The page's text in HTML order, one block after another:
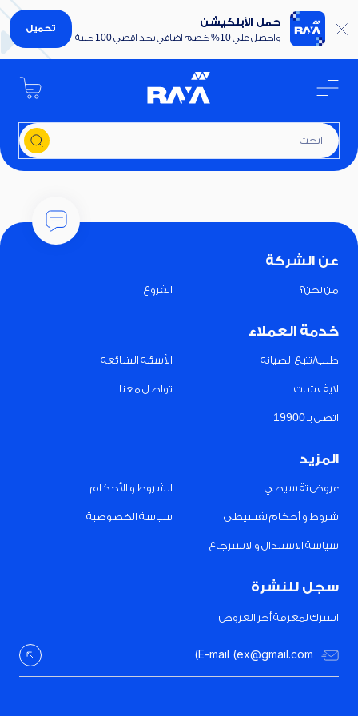
حمل الأبلكيشن
واحصل علي 10% خصم اضافي بحد اقصي 100 جنية
تحميل
ا
عن الشركة
من نحن؟ الفروع
خدمة العملاء
طلب/تتبع الصيانة الأسئلة الشائعة
لايف شات تواصل معنا
اتصل بـ 19900
المزيد
عروض تقسيطي الشروط و الأحكام
شروط و أحكام تقسيطي سياسة الخصوصية
سياسة الاستبدال والاسترجاع
سجل للنشرة
اشترك لمعرفة أخر العروض